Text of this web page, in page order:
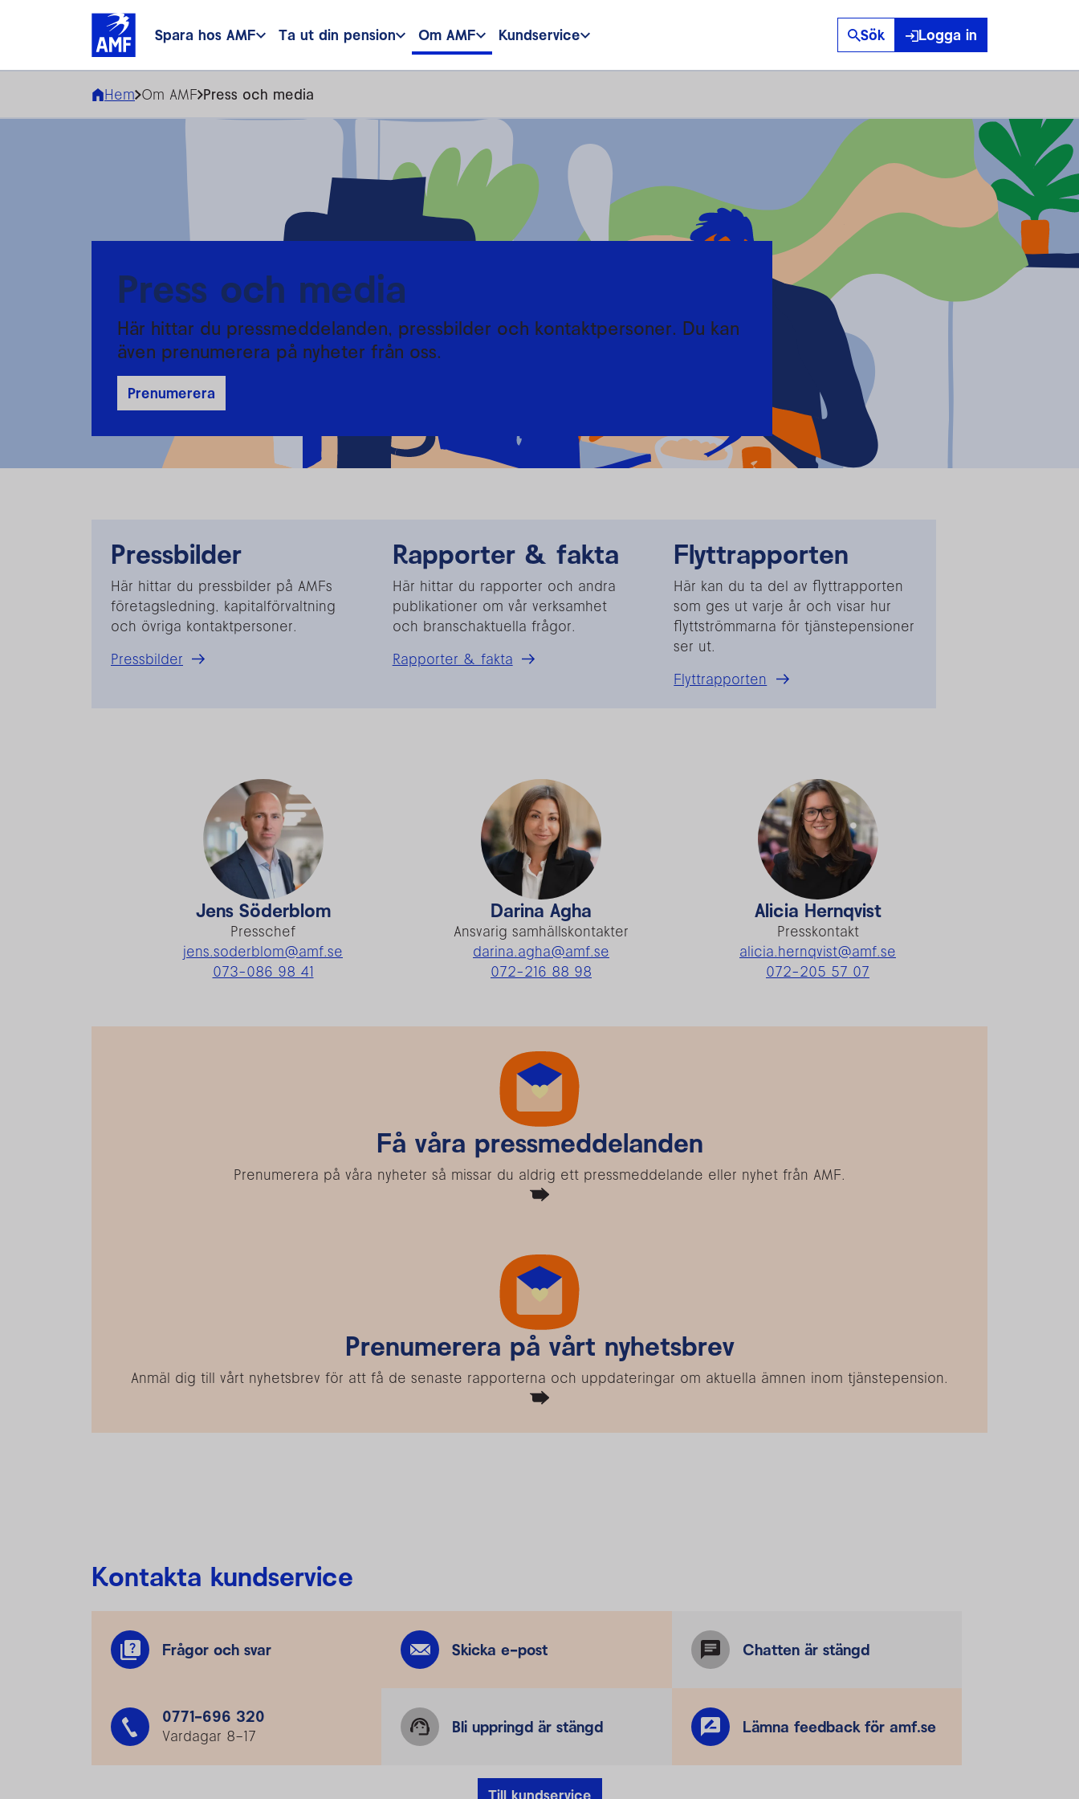
Spara hos AMF Ta ut din pension Om AMF Kundservice Sök Logga in
Hem Om AMF Press och media
Press och media
Här hittar du pressmeddelanden, pressbilder och kontaktpersoner. Du kan
även prenumerera på nyheter från oss.
Prenumerera
Pressbilder
Här hittar du pressbilder på AMFs
företagsledning, kapitalförvaltning
och övriga kontaktpersoner.
Pressbilder
Rapporter & fakta
Här hittar du rapporter och andra
publikationer om vår verksamhet
och branschaktuella frågor.
Rapporter & fakta
Flyttrapporten
Här kan du ta del av flyttrapporten
som ges ut varje år och visar hur
flyttströmmarna för tjänstepensioner
ser ut.
Flyttrapporten
Jens Söderblom
Presschef
jens.soderblom@amf.se
073-086 98 41
Darina Agha
Ansvarig samhällskontakter
darina.agha@amf.se
072-216 88 98
Alicia Hernqvist
Presskontakt
alicia.hernqvist@amf.se
072-205 57 07
Få våra pressmeddelanden
Prenumerera på våra nyheter så missar du aldrig ett pressmeddelande eller nyhet från AMF.
Prenumerera på vårt nyhetsbrev
Anmäl dig till vårt nyhetsbrev för att få de senaste rapporterna och uppdateringar om aktuella ämnen inom tjänstepension.
Kontakta kundservice
Frågor och svar Skicka e-post Chatten är stängd
0771-696 320
Vardagar 8–17 Bli uppringd är stängd Lämna feedback för amf.se